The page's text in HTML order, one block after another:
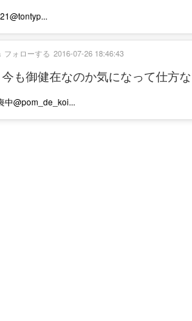
も御健在なのか気になって仕方
中@pom_de_koi...
フォローする 2016-07-26 18:46:43